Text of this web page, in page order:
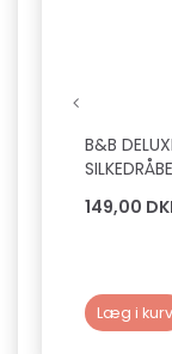
B&B
149,00
Læg i kurv